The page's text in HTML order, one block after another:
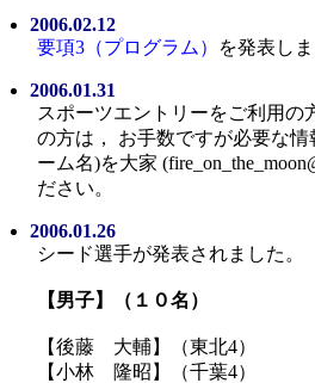
2006.02.12
要項3（プログラム）
を発表し
2006.01.31
スポーツエントリーをご利用の
の方は， お手数ですが必要な
ーム名)を大家
ださい。
2006.01.26
シード選手が発表されました。
【男子】（１０名）
【後藤 大輔】（東北4）
【小林 隆昭】（千葉4）